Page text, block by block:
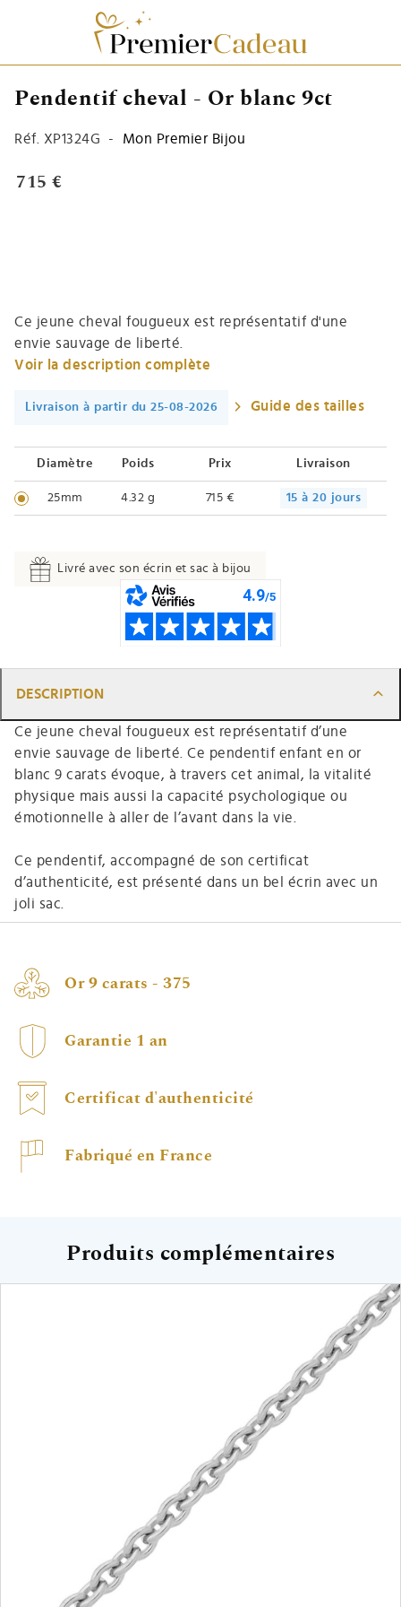
Pendentif cheval - Or blanc 9ct
Réf. XP1324G - Mon Premier Bijou
715 €
Ce jeune cheval fougueux est représentatif d'une
envie sauvage de liberté.
Voir la description complète
Livraison à partir du 25-08-2026 Guide des tailles
Diamètre Poids Prix Livraison
25mm 4.32 g 715 € 15 à 20 jours
Livré avec son écrin et sac à bijou
DESCRIPTION
Ce jeune cheval fougueux est représentatif d’une
envie sauvage de liberté. Ce pendentif enfant en or
blanc 9 carats évoque, à travers cet animal, la vitalité
physique mais aussi la capacité psychologique ou
émotionnelle à aller de l’avant dans la vie.
Ce pendentif, accompagné de son certificat
d’authenticité, est présenté dans un bel écrin avec un
joli sac.
Or 9 carats - 375
Garantie 1 an
Certificat d'authenticité
Fabriqué en France
Produits complémentaires